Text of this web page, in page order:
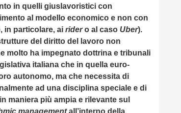
in quelli giuslavoristici con
al modello economico e non con
in particolare, ai ridero al caso Uber).
del diritto del lavoro non
molto ha impegnato dottrina e tribunali
italiana che in quella euro-
autonomo, ma che necessita di
ad una disciplina speciale e di
maniera più ampia e rilevante sul
managementall’interno della